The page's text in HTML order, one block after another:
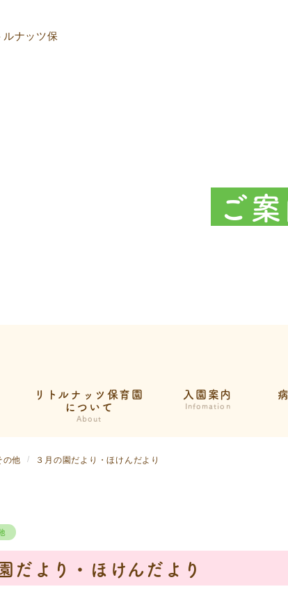
ご
リトルナッツ保育園
について
About
給食だより
入園案内
Infomation
の他 ３月の園だより・ほけんだより
だより・ほけんだより